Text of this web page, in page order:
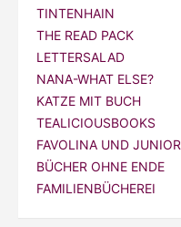
TINTENHAIN
THE READ PACK
LETTERSALAD
NANA-WHAT ELSE?
KATZE MIT BUCH
TEALICIOUSBOOKS
FAVOLINA UND JUNIOR
BÜCHER OHNE ENDE
FAMILIENBÜCHEREI